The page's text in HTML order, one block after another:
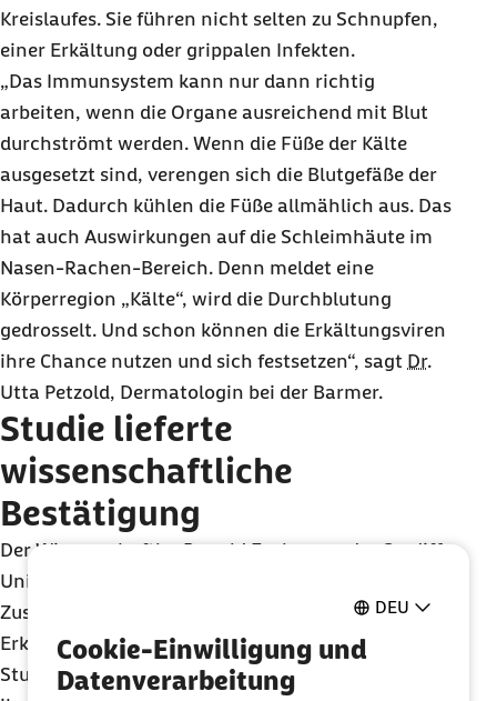
DEU
Cookie-Einwilligung und
Datenverarbeitung
Kreislaufes. Sie führen nicht selten zu Schnupfen,
einer Erkältung oder grippalen Infekten.
„Das Immunsystem kann nur dann richtig
arbeiten, wenn die Organe ausreichend mit Blut
durchströmt werden. Wenn die Füße der Kälte
ausgesetzt sind, verengen sich die Blutgefäße der
Haut. Dadurch kühlen die Füße allmählich aus. Das
hat auch Auswirkungen auf die Schleimhäute im
Nasen-Rachen-Bereich. Denn meldet eine
Körperregion „Kälte“, wird die Durchblutung
gedrosselt. Und schon können die Erkältungsviren
ihre Chance nutzen und sich festsetzen“, sagt Dr.
Utta Petzold, Dermatologin bei der Barmer.
Studie lieferte
wissenschaftliche
Bestätigung
Der Wissenschaftler Ronald Eccles
von der Cardiff
University
Zusammenhang zwischen eisigen Füßen und
Erkältungen auf den Grund. Er teilte 180 gesunde
Studierende in zwei Gruppen ein und ließ 90 von